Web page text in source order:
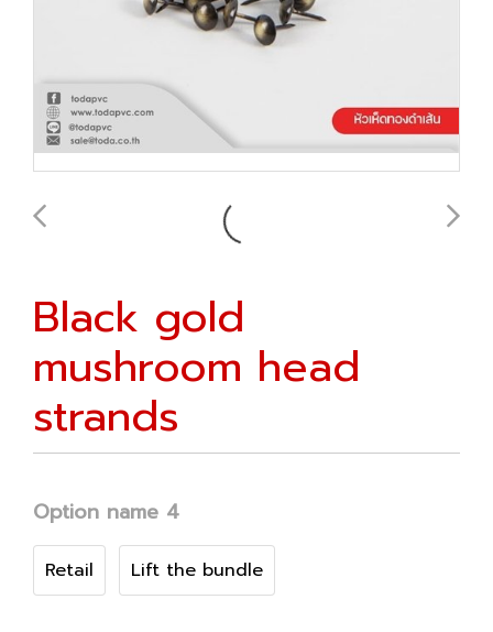
Black gold
mushroom head
strands
Option name 4
Retail Lift the bundle